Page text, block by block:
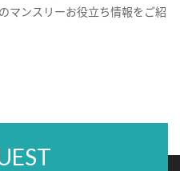
マンスリーお役立ち情報をご紹